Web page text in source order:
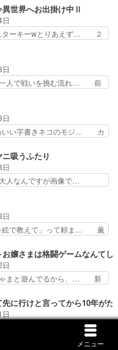
メニュー
ん底へ突… 現代で有名な口
ん、ポ… ろくろ首の除霊シ
チン…
Cパートで懐か… 普通にド
仁衣が初めて… 優谷優の声
わせてて興… 珍子ちゃ
週に引き続… これは意図
近のアニ… 東山朱莉
こんなに可憐で可愛い泣
世界へお出掛け中Ⅱ
ターキーwとりあえず… ２
！現場も楽しかっ… 第３話
聴しました。視… ローデン
たアーク一行… 1期に引き
ていただけ… 1期の頃から
いが、… 今週もありがとう
クな… 時計台に登ってるの
配…
一人で戦いを挑む流れ… 前
た鏡の生い立ち。… 勇者た
ける、鏡を信じ… 勇者パー
？会話が通じ… 鏡の過去、
りました…… 最初、勇者パ
えられ… 鏡の両親がモンス
命を… 胸が苦しくなるほど
残…
いい字書きネコのモジ… カ
リミッターが外れ… 今回は
通にギャグアニ… あとアイ
の本当に最高… まー、今回
反にどこま… 達郎のオチに
だよ」… あんな事こんな事
うこ… 妹ネコちゃんのバー
の…
吸うふたり
大人なんですが画像で…
ストふっかけて嗅ぎ… あい
山さんが同一人物… 今さら
合ってるね。首… 佐々木と
香りが漂って… 佐々木さん
ら「ちゃ… 田山から消臭ミ
をして… からかったつもり
い佐…
絵で教えて」って頼ま… 薫
と思ったら全然そ… 薫が通
学校一方、日向… 思ったの
ただ関西弁… とエピソー
ど、気持ち… ①作文の定番
アスな… 弟くんから昔の話
れた… 神をも恐れぬ姉弟と
…
嬢さまは格闘ゲームなんてし
ゃまと遊んでるから、… 新
ゲー女子が集まるか… 規律
負けず嫌いの可愛… 何かに
女の子はかわい… 先の一件
る。厳しい寮… 体育会系み
お嬢様学校… ３話、このタ
に行けと言ってから10年が
激しくて草でもめっち… わ
ャラが出て来た～♪… 隠し